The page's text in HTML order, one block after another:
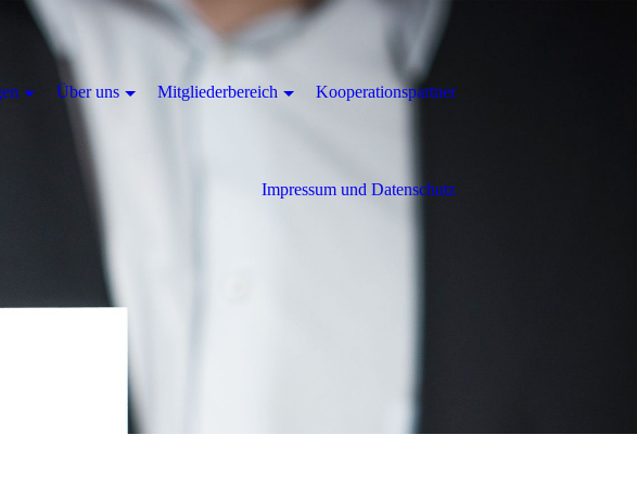
Über uns Mitgliederbereich Kooperationspartner
Impressum und Datenschutz